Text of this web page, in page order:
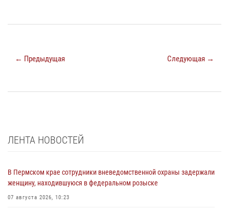
← Предыдущая Следующая →
ЛЕНТА НОВОСТЕЙ
В Пермском крае сотрудники вневедомственной охраны задержали
женщину, находившуюся в федеральном розыске
07 августа 2026, 10:23